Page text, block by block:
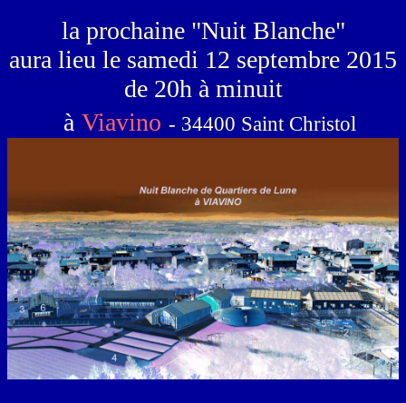
la prochaine "Nuit Blanche"
aura lieu le samedi 12 septembre 2015
de 20h à minuit
à Viavino - 34400 Saint Christol